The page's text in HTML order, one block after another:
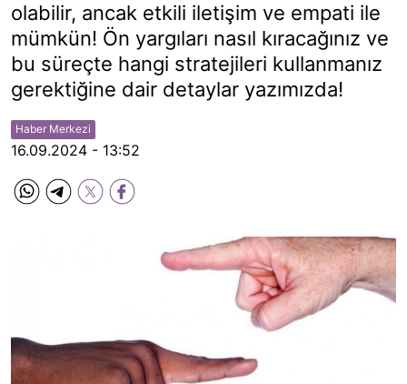
olabilir, ancak etkili iletişim ve empati ile
mümkün! Ön yargıları nasıl kıracağınız ve
bu süreçte hangi stratejileri kullanmanız
gerektiğine dair detaylar yazımızda!
Haber Merkezi
16.09.2024 - 13:52